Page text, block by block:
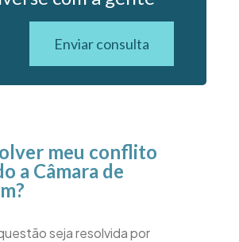
Enviar consulta
meu conflito
a Câmara de
seja resolvida por